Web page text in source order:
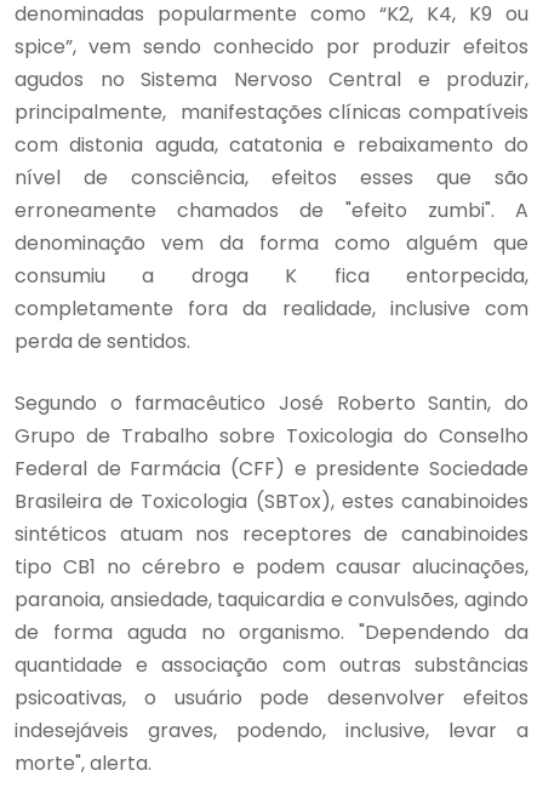
denominadas popularmente como “K2, K4, K9 ou
spice”, vem sendo conhecido por produzir efeitos
agudos no Sistema Nervoso Central e produzir,
principalmente, manifestações clínicas compatíveis
com distonia aguda, catatonia e rebaixamento do
nível de consciência, efeitos esses que são
erroneamente chamados de "efeito zumbi". A
denominação vem da forma como alguém que
consumiu a droga K fica entorpecida,
completamente fora da realidade, inclusive com
perda de sentidos.
Segundo o farmacêutico José Roberto Santin, do
Grupo de Trabalho sobre Toxicologia do Conselho
Federal de Farmácia (CFF) e presidente Sociedade
Brasileira de Toxicologia (SBTox), estes canabinoides
sintéticos atuam nos receptores de canabinoides
tipo CB1 no cérebro e podem causar alucinações,
paranoia, ansiedade, taquicardia e convulsões, agindo
de forma aguda no organismo. "Dependendo da
quantidade e associação com outras substâncias
psicoativas, o usuário pode desenvolver efeitos
indesejáveis graves, podendo, inclusive, levar a
morte", alerta.